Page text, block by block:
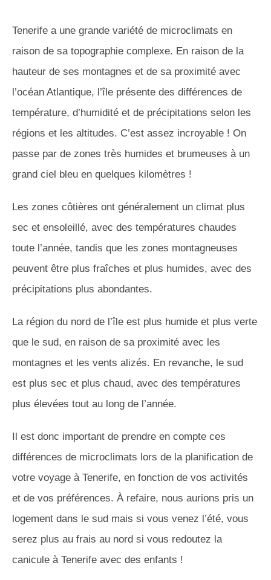
Tenerife a une grande variété de microclimats en
raison de sa topographie complexe. En raison de la
hauteur de ses montagnes et de sa proximité avec
l’océan Atlantique, l’île présente des différences de
température, d’humidité et de précipitations selon les
régions et les altitudes. C’est assez incroyable ! On
passe par de zones très humides et brumeuses à un
grand ciel bleu en quelques kilomètres !
Les zones côtières ont généralement un climat plus
sec et ensoleillé, avec des températures chaudes
toute l’année, tandis que les zones montagneuses
peuvent être plus fraîches et plus humides, avec des
précipitations plus abondantes.
La région du nord de l’île est plus humide et plus verte
que le sud, en raison de sa proximité avec les
montagnes et les vents alizés. En revanche, le sud
est plus sec et plus chaud, avec des températures
plus élevées tout au long de l’année.
Il est donc important de prendre en compte ces
différences de microclimats lors de la planification de
votre voyage à Tenerife, en fonction de vos activités
et de vos préférences. À refaire, nous aurions pris un
logement dans le sud mais si vous venez l’été, vous
serez plus au frais au nord si vous redoutez la
canicule à Tenerife avec des enfants !